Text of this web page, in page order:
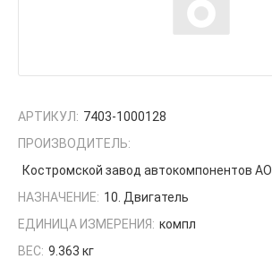
АРТИКУЛ: 7403-1000128
ПРОИЗВОДИТЕЛЬ:
Костромской завод автокомпонентов АО
НАЗНАЧЕНИЕ: 10. Двигатель
ЕДИНИЦА ИЗМЕРЕНИЯ: компл
ВЕС: 9.363 кг